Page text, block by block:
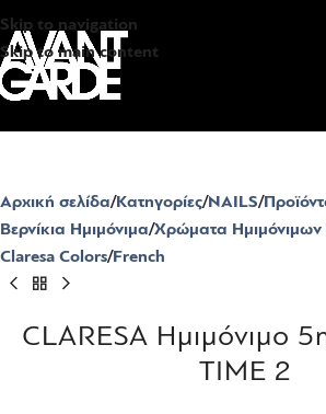
Skip to navigation
Skip to main content
Αρχική σελίδα Κατηγορίες NAILS
Βερνίκια Ημιμόνιμα Χρώματα Ημιμόνιμων
Claresa Colors French
CLARESA Ημιμόνιμο
TIME 2